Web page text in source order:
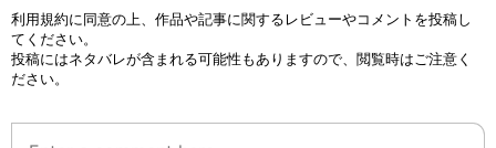
利用規約に同意の上、作品や記事に関するレビューやコメントを投稿し
てください。
投稿にはネタバレが含まれる可能性もありますので、閲覧時はご注意く
ださい。